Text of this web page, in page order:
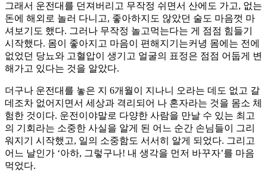
그래서 운전대를 던져버리고 무작정 쉬면서 산에도 가고, 없는
돈에 해외로 놀러 다니고, 좋아하지도 않았던 술도 마음껏 마
셔보기도 했다. 그러나 무작정 놀고먹는다는 게 점점 힘들기
시작했다. 몸이 좋아지고 마음이 편해지기는커녕 몸에는 전에
없었던 당뇨와 고혈압이 생기고 얼굴의 표정은 점점 어둡게 변
해가고 있다는 것을 알았다.
더구나 운전대를 놓은 지 6개월이 지나니 오라는 데도 없고 갈
데조차 없어지면서 세상과 격리되어 나 혼자라는 것을 몸소 체
험한 것이다. 운전이야말로 다양한 사람을 만날 수 있는 최고
의 기회라는 소중한 사실을 알게 된 어느 순간 손님들이 그리
워지기 시작했고, 일의 소중함도 서서히 알게 되었다. 그리고
어느 날인가 ‘아하, 그렇구나! 내 생각을 먼저 바꾸자’를 마음
먹었다.